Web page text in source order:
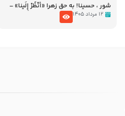
شور ، حسینا! به‌ حق زهرا «أُنْظُرْ إِلَینا» –
عزاداری شب هفتم ماه محرّم 1405
۱۲ مرداد ۱۴۰۵